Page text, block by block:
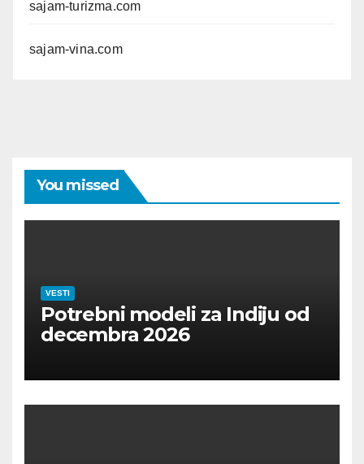
sajam-turizma.com
sajam-vina.com
You missed
VESTI
Potrebni modeli za Indiju od
decembra 2026